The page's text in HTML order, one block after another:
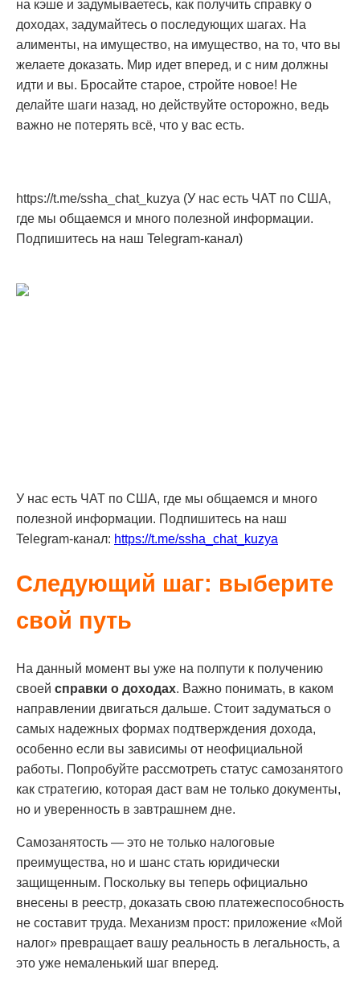
на кэше и задумываетесь, как получить справку о
доходах, задумайтесь о последующих шагах. На
алименты, на имущество, на имущество, на то, что вы
желаете доказать. Мир идет вперед, и с ним должны
идти и вы. Бросайте старое, стройте новое! Не
делайте шаги назад, но действуйте осторожно, ведь
важно не потерять всё, что у вас есть.
https://t.me/ssha_chat_kuzya (У нас есть ЧАТ по США,
где мы общаемся и много полезной информации.
Подпишитесь на наш Telegram-канал)
У нас есть ЧАТ по США, где мы общаемся и много
полезной информации. Подпишитесь на наш
Telegram-канал: https://t.me/ssha_chat_kuzya
Следующий шаг: выберите
свой путь
На данный момент вы уже на полпути к получению
своей справки о доходах. Важно понимать, в каком
направлении двигаться дальше. Стоит задуматься о
самых надежных формах подтверждения дохода,
особенно если вы зависимы от неофициальной
работы. Попробуйте рассмотреть статус самозанятого
как стратегию, которая даст вам не только документы,
но и уверенность в завтрашнем дне.
Самозанятость — это не только налоговые
преимущества, но и шанс стать юридически
защищенным. Поскольку вы теперь официально
внесены в реестр, доказать свою платежеспособность
не составит труда. Механизм прост: приложение «Мой
налог» превращает вашу реальность в легальность, а
это уже немаленький шаг вперед.